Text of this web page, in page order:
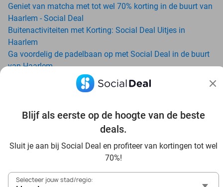
Blijf als eerste op de hoogte van de beste
deals.
Sluit je aan bij Social Deal en profiteer van kortingen tot wel
70%!
Selecteer jouw stad/regio:
Geniet van matcha met tot wel 70% korting in de buurt van
Haarlem - Social Deal
Buitenactiviteiten met Korting: Social Deal Uitjes in
Haarlem
Ga voordelig de padelbaan op met Social Deal in de buurt
van Haarlem
Geniet van je vakantie in Haarlem in Nederland met Social
Ervaar de kwaliteit van het Van der Valk hotel in Haarlem
Haarlem
Met hoge korting naar de zonnebank in Haarlem
Skiën met korting in Haarlem? Ontdek de leukste skihallen